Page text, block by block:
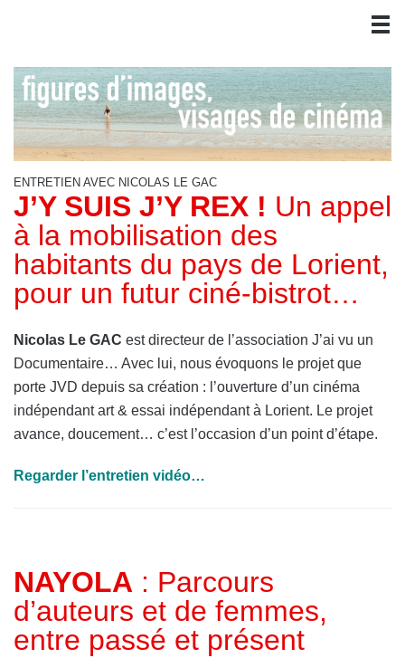
ENTRETIEN AVEC NICOLAS LE GAC
J’Y SUIS J’Y REX ! Un appel
à la mobilisation des
habitants du pays de Lorient,
pour un futur ciné-bistrot…
Nicolas Le GAC est directeur de l’association J’ai vu un
Documentaire… Avec lui, nous évoquons le projet que
porte JVD depuis sa création : l’ouverture d’un cinéma
indépendant art & essai indépendant à Lorient. Le projet
avance, doucement… c’est l’occasion d’un point d’étape.
Regarder l’entretien vidéo…
NAYOLA : Parcours
d’auteurs et de femmes,
entre passé et présent